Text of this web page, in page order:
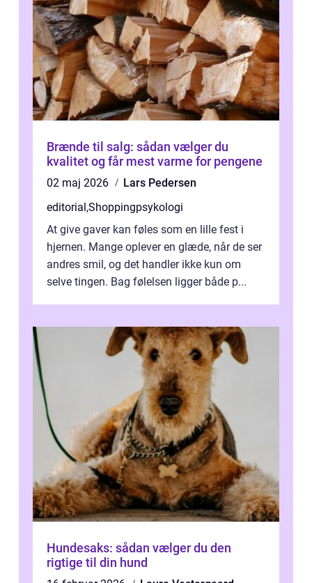
Brænde til salg: sådan vælger du
kvalitet og får mest varme for pengene
02 maj 2026
Lars Pedersen
editorial,Shoppingpsykologi
At give gaver kan føles som en lille fest i
hjernen. Mange oplever en glæde, når de ser
andres smil, og det handler ikke kun om
selve tingen. Bag følelsen ligger både p...
Hundesaks: sådan vælger du den
rigtige til din hund